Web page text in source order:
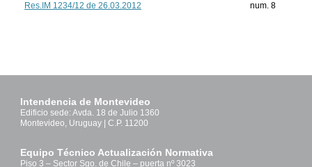
Res.IM 1234/12 de 26.03.2012 num. 8
Intendencia de Montevideo
Edificio sede: Avda. 18 de Julio 1360
Montevideo, Uruguay | C.P. 11200
Equipo Técnico Actualización Normativa
Piso 3 – Sector Sgo. de Chile – puerta nº 3023